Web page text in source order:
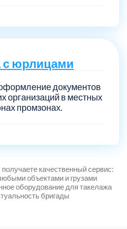
с юрлицами
документов
организаций в местных
промзонах.
качественный сервис:
объектами и грузами
оборудование для такелажа
бригады
город:
7
3